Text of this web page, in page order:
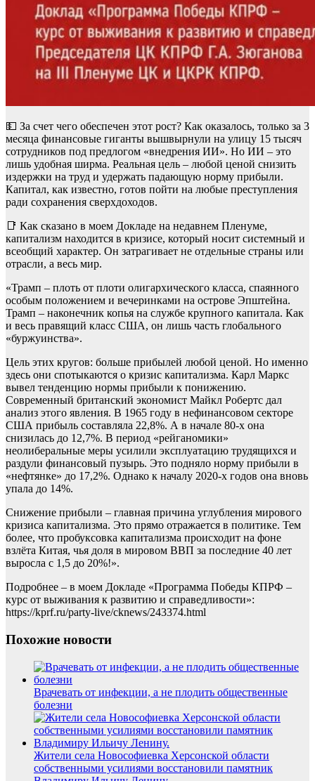
💵 За счет чего обеспечен этот рост? Как оказалось, только за 3
месяца финансовые гиганты вышвырнули на улицу 15 тысяч
сотрудников под предлогом «внедрения ИИ». Но ИИ – это
лишь удобная ширма. Реальная цель – любой ценой снизить
издержки на труд и удержать падающую норму прибыли.
Капитал, как известно, готов пойти на любые преступления
ради сохранения сверхдоходов.
📑 Как сказано в моем Докладе на недавнем Пленуме,
капитализм находится в кризисе, который носит системный и
всеобщий характер. Он затрагивает не отдельные страны или
отрасли, а весь мир.
«Трамп – плоть от плоти олигархического класса, спаянного
особым положением и вечеринками на острове Эпштейна.
Трамп – наконечник копья на службе крупного капитала. Как
и весь правящий класс США, он лишь часть глобального
«буржуинства».
Цель этих кругов: больше прибылей любой ценой. Но именно
здесь они спотыкаются о кризис капитализма. Карл Маркс
вывел тенденцию нормы прибыли к понижению.
Современный британский экономист Майкл Робертс дал
анализ этого явления. В 1965 году в нефинансовом секторе
США прибыль составляла 22,8%. А в начале 80-х она
снизилась до 12,7%. В период «рейганомики»
неолиберальные меры усилили эксплуатацию трудящихся и
раздули финансовый пузырь. Это подняло норму прибыли в
«нефтянке» до 17,2%. Однако к началу 2020-х годов она вновь
упала до 14%.
Снижение прибыли – главная причина углубления мирового
кризиса капитализма. Это прямо отражается в политике. Тем
более, что пробуксовка капитализма происходит на фоне
взлёта Китая, чья доля в мировом ВВП за последние 40 лет
выросла с 1,5 до 20%!».
Подробнее – в моем Докладе «Программа Победы КПРФ –
курс от выживания к развитию и справедливости»:
https://kprf.ru/party-live/cknews/243374.html
Похожие новости
Врачевать от инфекции, а не плодить общественные
болезни
Жители села Новософиевка Херсонской области
собственными усилиями восстановили памятник